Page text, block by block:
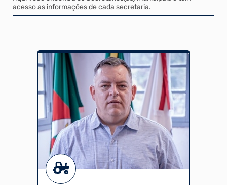
acesso as informações de cada secretaria.